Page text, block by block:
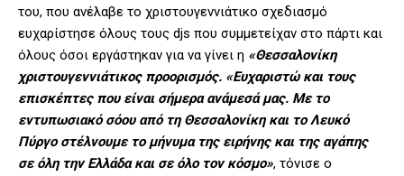
του, που ανέλαβε το χριστουγεννιάτικο σχεδιασμό
ευχαρίστησε όλους τους djs που συμμετείχαν στο πάρτι και
όλους όσοι εργάστηκαν για να γίνει η «Θεσσαλονίκη
χριστουγεννιάτικος προορισμός. «Ευχαριστώ και τους
επισκέπτες που είναι σήμερα ανάμεσά μας. Με το
εντυπωσιακό σόου από τη Θεσσαλονίκη και το Λευκό
Πύργο στέλνουμε το μήνυμα της ειρήνης και της αγάπης
σε όλη την Ελλάδα και σε όλο τον κόσμο», τόνισε ο